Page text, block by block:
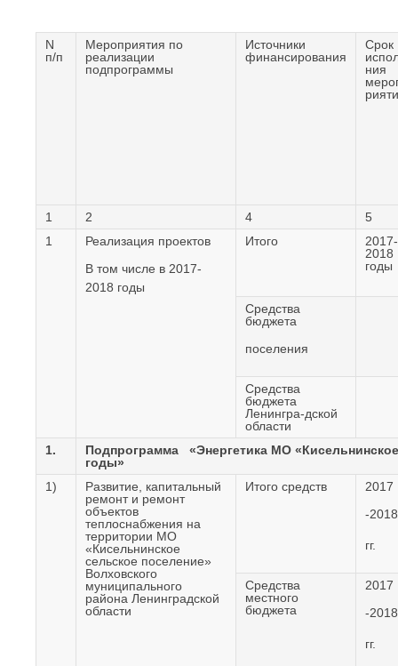
N
п/п
Мероприятия по
реализации
подпрограммы
Источники
финансирования
Срок
ния
1 2 4
5
1
Реализация проектов
В том числе в 2017-
2018 годы
Итого
2017-
2018
годы
Средства
бюджета
поселения
Средства
бюджета
Ленингра-дской
области
1.
Подпрограмма «Энергетика МО
годы»
1)
Развитие, капитальный
ремонт и ремонт
объектов
теплоснабжения на
территории МО
«Кисельнинское
сельское поселение»
Волховского
муниципального
района Ленинградской
области
Итого средств
2017
-2018
гг.
Средства
местного
бюджета
2017
-2018
гг.